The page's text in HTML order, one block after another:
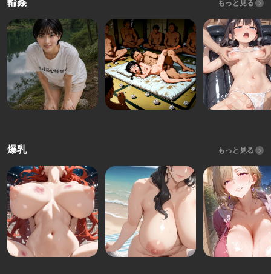
輪姦 もっと見る
爆乳 もっと見る